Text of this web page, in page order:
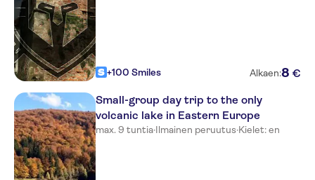
Hostel AdaBelle
Residence Ambient
Hotel Decebal
Casa Scheiana
Viron
Hotel Coroana Brasovului
+100 Smiles Alkaen:8 €
Small-group day trip to the only
volcanic lake in Eastern Europe
max. 9 tuntia·Ilmainen peruutus·Kielet: en